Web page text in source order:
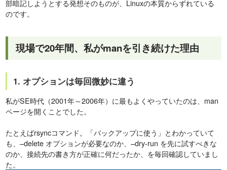
部暗記しようとする発想そのものが、Linuxの本質からずれている
のです。
現場で20年間、私がmanを引き続けた理由
1. オプションは毎回微妙に違う
私がSE時代（2001年～2006年）に最もよくやっていたのは、man
ページを開くことでした。
たとえばrsyncコマンド。「バックアップに使う」とわかっていて
も、–delete オプションが必要なのか、–dry-run を先に試すべきな
のか、接続先の書き方が正確に何だったか、を毎回確認していまし
た。